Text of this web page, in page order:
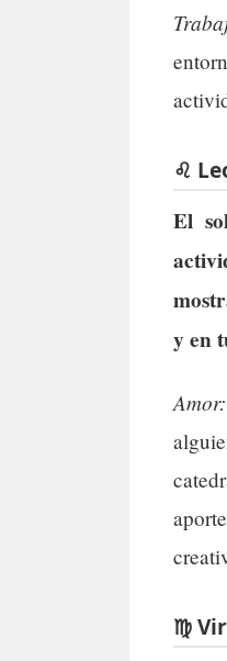
♌
El
y en
Amor:
♍